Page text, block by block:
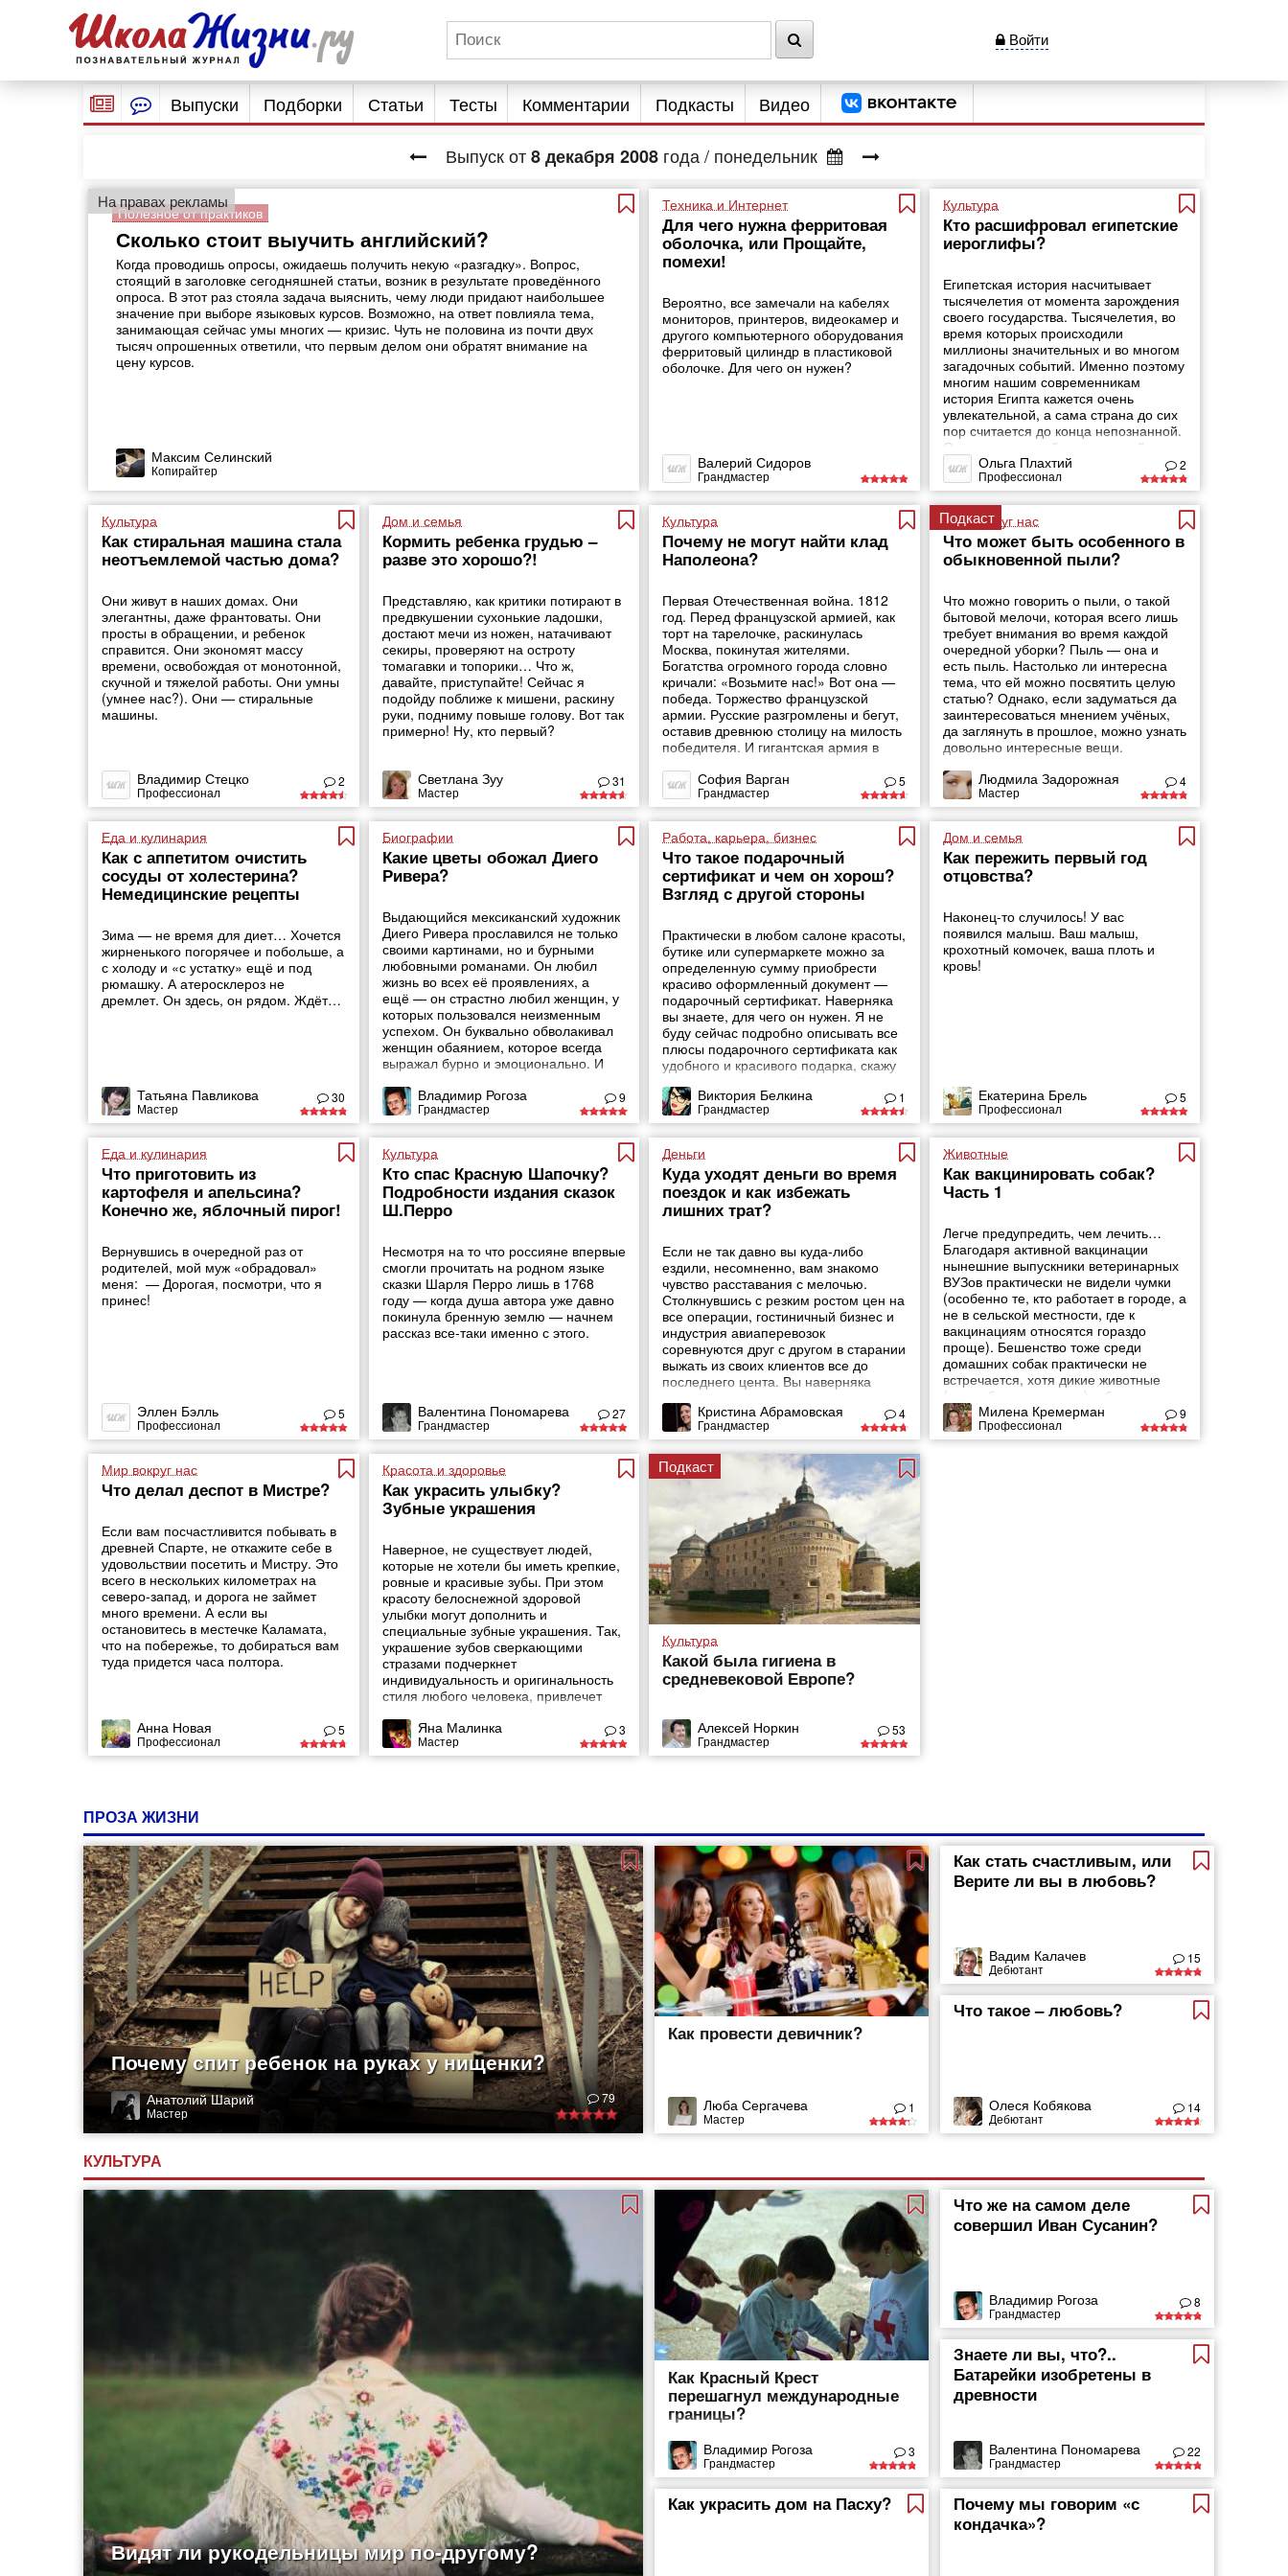
Войти
Выпуски Подборки Статьи Тесты Комментарии Подкасты Видео
Выпуск от8декабря 2008 года/ понедельник
На правах рекламы
Полезное от практиков
Сколько стоит выучить английский?
Когда проводишь опросы, ожидаешь получить некую «разгадку». Вопрос,
стоящий в заголовке сегодняшней статьи, возник в результате проведённого
опроса. В этот раз стояла задача выяснить, чему люди придают наибольшее
значение при выборе языковых курсов. Возможно, на ответ повлияла тема,
занимающая сейчас умы многих — кризис. Чуть не половина из почти двух
тысяч опрошенных ответили, что первым делом они обратят внимание на
цену курсов.
Максим Селинский
Копирайтер
Техника и Интернет
Для чего нужна ферритовая
оболочка, или Прощайте,
помехи!
Вероятно, все замечали на кабелях
мониторов, принтеров, видеокамер и
другого компьютерного оборудования
ферритовый цилиндр в пластиковой
оболочке. Для чего он нужен?
Валерий Сидоров
Грандмастер
Культура
Кто расшифровал египетские
иероглифы?
Египетская история насчитывает
тысячелетия от момента зарождения
своего государства. Тысячелетия, во
время которых происходили
миллионы значительных и во многом
загадочных событий. Именно поэтому
многим нашим современникам
история Египта кажется очень
увлекательной, а сама страна до сих
пор считается до конца непознанной.
Одним из величайших открытий,
которое во многом приоткрыло завесу
тайн Египта, стала расшифровка
древнеегипетской
Ольга Плахтий
Профессионал
2
Культура
Как стиральная машина стала
неотъемлемой частью дома?
Они живут в наших домах. Они
элегантны, даже франтоваты. Они
просты в обращении, и ребенок
справится. Они экономят массу
времени, освобождая от монотонной,
скучной и тяжелой работы. Они умны
(умнее нас?). Они — стиральные
машины.
Владимир Стецко
Профессионал
2
Дом и семья
Кормить ребенка грудью –
разве это хорошо?!
Представляю, как критики потирают в
предвкушении сухонькие ладошки,
достают мечи из ножен, натачивают
секиры, проверяют на остроту
томагавки и топорики… Что ж,
давайте, приступайте! Сейчас я
подойду поближе к мишени, раскину
руки, подниму повыше голову. Вот так
примерно! Ну, кто первый?
Светлана Зуу
Мастер
31
Культура
Почему не могут найти клад
Наполеона?
Первая Отечественная война. 1812
год. Перед французской армией, как
торт на тарелочке, раскинулась
Москва, покинутая жителями.
Богатства огромного города словно
кричали: «Возьмите нас!» Вот она —
победа. Торжество французской
армии. Русские разгромлены и бегут,
оставив древнюю столицу на милость
победителя. И гигантская армия в
сборище мародеров.
София Варган
Грандмастер
5
Подкаст
Мир вокруг нас
Что может быть особенного в
обыкновенной пыли?
Что можно говорить о пыли, о такой
бытовой мелочи, которая всего лишь
требует внимания во время каждой
очередной уборки? Пыль — она и
есть пыль. Настолько ли интересна
тема, что ей можно посвятить целую
статью? Однако, если задуматься да
заинтересоваться мнением учёных,
да заглянуть в прошлое, можно узнать
довольно интересные вещи.
Людмила Задорожная
Мастер
4
Еда и кулинария
Как с аппетитом очистить
сосуды от холестерина?
Немедицинские рецепты
Зима — не время для диет… Хочется
жирненького погорячее и побольше, а
с холоду и «с устатку» ещё и под
рюмашку. А атеросклероз не
дремлет. Он здесь, он рядом. Ждёт…
Татьяна Павликова
Мастер
30
Биографии
Какие цветы обожал Диего
Ривера?
Выдающийся мексиканский художник
Диего Ривера прославился не только
своими картинами, но и бурными
любовными романами. Он любил
жизнь во всех её проявлениях, а
ещё — он страстно любил женщин, у
которых пользовался неизменным
успехом. Он буквально обволакивал
женщин обаянием, которое всегда
выражал бурно и эмоционально. И
рискнул бы самый завзятый льстец.
Владимир Рогоза
Грандмастер
9
Работа, карьера, бизнес
Что такое подарочный
сертификат и чем он хорош?
Взгляд с другой стороны
Практически в любом салоне красоты,
бутике или супермаркете можно за
определенную сумму приобрести
красиво оформленный документ —
подарочный сертификат. Наверняка
вы знаете, для чего он нужен. Я не
буду сейчас подробно описывать все
плюсы подарочного сертификата как
удобного и красивого подарка, скажу
это оригинальный и универсальный
подарок, в поисках которого не нужно
тратить слишком много времени,
блуждая
Виктория Белкина
Грандмастер
1
Дом и семья
Как пережить первый год
отцовства?
Наконец-то случилось! У вас
появился малыш. Ваш малыш,
крохотный комочек, ваша плоть и
кровь!
Екатерина Брель
Профессионал
5
Еда и кулинария
Что приготовить из
картофеля и апельсина?
Конечно же, яблочный пирог!
Вернувшись в очередной раз от
родителей, мой муж «обрадовал»
меня: — Дорогая, посмотри, что я
принес!
Эллен Бэлль
Профессионал
5
Культура
Кто спас Красную Шапочку?
Подробности издания сказок
Ш.Перро
Несмотря на то что россияне впервые
смогли прочитать на родном языке
сказки Шарля Перро лишь в 1768
году — когда душа автора уже давно
покинула бренную землю — начнем
рассказ все-таки именно с этого.
Валентина Пономарева
Грандмастер
27
Деньги
Куда уходят деньги во время
поездок и как избежать
лишних трат?
Если не так давно вы куда-либо
ездили, несомненно, вам знакомо
чувство расставания с мелочью.
Столкнувшись с резким ростом цен на
все операции, гостиничный бизнес и
индустрия авиаперевозок
соревнуются друг с другом в старании
выжать из своих клиентов все до
последнего цента. Вы наверняка
за выплату компенсаций постоянным
клиентам, обмен билета и даже
проверку багажа теперь необходимо
доплачивать.
Кристина Абрамовская
Грандмастер
4
Животные
Как вакцинировать собак?
Часть 1
Легче предупредить, чем лечить…
Благодаря активной вакцинации
нынешние выпускники ветеринарных
ВУЗов практически не видели чумки
(особенно те, кто работает в городе, а
не в сельской местности, где к
вакцинациям относятся гораздо
проще). Бешенство тоже среди
домашних собак практически не
встречается, хотя дикие животные
(лисы, барсуки, крысы) и бездомные
собаки погибают от него достаточно
часто. Вакцинировать необходимо
абсолютно всех
Милена Кремерман
Профессионал
9
Мир вокруг нас
Что делал деспот в Мистре?
Если вам посчастливится побывать в
древней Спарте, не откажите себе в
удовольствии посетить и Мистру. Это
всего в нескольких километрах на
северо-запад, и дорога не займет
много времени. А если вы
остановитесь в местечке Каламата,
что на побережье, то добираться вам
туда придется часа полтора.
Анна Новая
Профессионал
5
Красота и здоровье
Как украсить улыбку?
Зубные украшения
Наверное, не существует людей,
которые не хотели бы иметь крепкие,
ровные и красивые зубы. При этом
красоту белоснежной здоровой
улыбки могут дополнить и
специальные зубные украшения. Так,
украшение зубов сверкающими
стразами подчеркнет
индивидуальность и оригинальность
стиля любого человека, привлечет
окружающих людей. Помимо этого,
зубные украшения способствуют
желанию чаще улыбаться, а значит,
Яна Малинка
Мастер
3
Подкаст
Культура
Какой была гигиена в
средневековой Европе?
Алексей Норкин
Грандмастер
53
ПРОЗА ЖИЗНИ
Почему спит ребенок на руках у нищенки?
Анатолий Шарий
Мастер
79
Как провести девичник?
Люба Сергачева
Мастер
1
Как стать счастливым, или
Верите ли вы в любовь?
Вадим Калачев
Дебютант
15
Что такое – любовь?
Олеся Кобякова
Дебютант
14
КУЛЬТУРА
Видят ли рукодельницы мир по-другому?
Как Красный Крест
перешагнул международные
границы?
Владимир Рогоза
Грандмастер
3
Что же на самом деле
совершил Иван Сусанин?
Владимир Рогоза
Грандмастер
8
Знаете ли вы, что?..
Батарейки изобретены в
древности
Валентина Пономарева
Грандмастер
22
Как украсить дом на Пасху?
Почему мы говорим «с
кондачка»?